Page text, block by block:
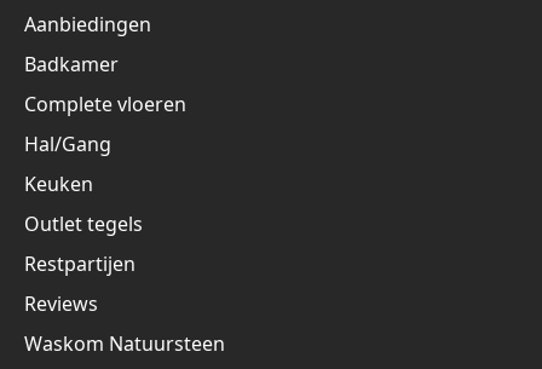
Aanbiedingen
Badkamer
Complete vloeren
Hal/Gang
Keuken
Outlet tegels
Restpartijen
Reviews
Waskom Natuursteen